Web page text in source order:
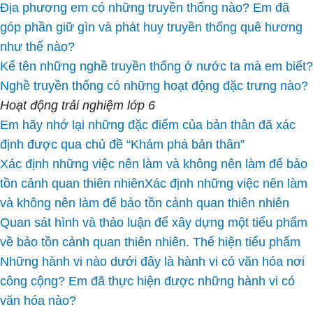
Địa phương em có những truyền thống nào? Em đã
góp phần giữ gìn và phát huy truyền thống quê hương
như thế nào?
Kể tên những nghề truyền thống ở nước ta mà em biết?
Nghề truyền thống có những hoạt động đặc trưng nào?
Hoạt động trải nghiệm lớp 6
Em hãy nhớ lại những đặc điểm của bản thân đã xác
định được qua chủ đề “Khám phá bản thân”
Xác định những việc nên làm và không nên làm để bảo
tồn cảnh quan thiên nhiênXác định những việc nên làm
và không nên làm để bảo tồn cảnh quan thiên nhiên
Quan sát hình và thảo luận để xây dựng một tiểu phẩm
về bảo tồn cảnh quan thiên nhiên. Thể hiện tiểu phẩm
Những hành vi nào dưới đây là hành vi có văn hóa nơi
công cộng? Em đã thực hiện được những hành vi có
văn hóa nào?